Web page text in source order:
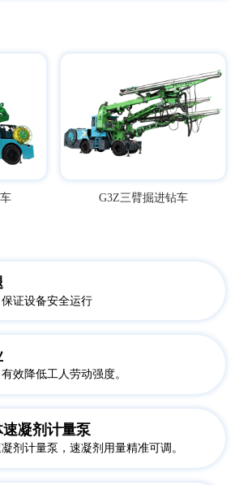
G3Z三臂掘进钻车
证设备安全运行
效降低工人劳动强度。
凝剂计量泵
剂计量泵，速凝剂用量精准可调。